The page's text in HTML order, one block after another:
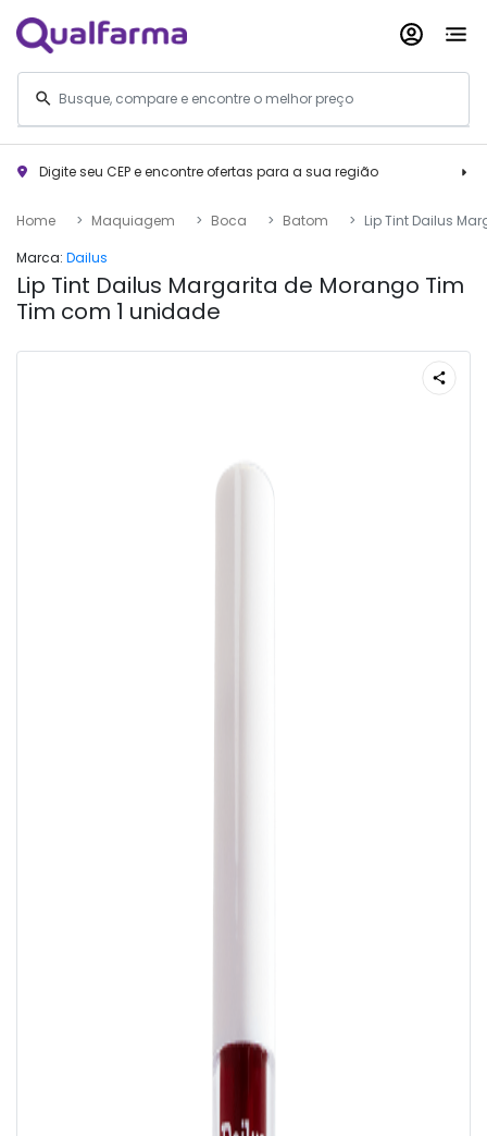
Digite seu CEP e encontre ofertas para a sua região
Home Maquiagem Boca Batom
Lip Tint Dailus
Marca: Dailus
Lip Tint Dailus Margarita de Morango Tim
Tim com 1 unidade